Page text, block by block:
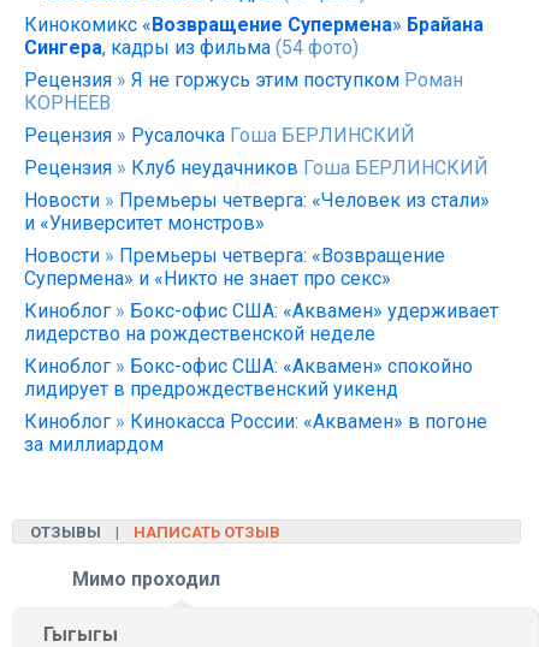
Кинокомикс «Возвращение Супермена» Брайана
Сингера, кадры из фильма (54 фото)
Рецензия » Я не горжусь этим поступком Роман
КОРНЕЕВ
Рецензия » Русалочка Гоша БЕРЛИНСКИЙ
Рецензия » Клуб неудачников Гоша БЕРЛИНСКИЙ
Новости » Премьеры четверга: «Человек из стали»
и «Университет монстров»
Новости » Премьеры четверга: «Возвращение
Супермена» и «Никто не знает про секс»
Киноблог » Бокс-офис США: «Аквамен» удерживает
лидерство на рождественской неделе
Киноблог » Бокс-офис США: «Аквамен» спокойно
лидирует в предрождественский уикенд
Киноблог » Кинокасса России: «Аквамен» в погоне
за миллиардом
ОТЗЫВЫ | НАПИСАТЬ ОТЗЫВ
Мимо проходил
Гыгыгы